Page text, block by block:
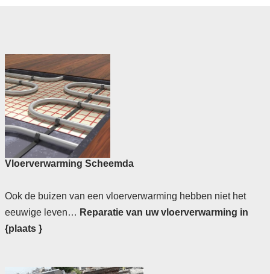
Vloerverwarming Scheemda
Ook de buizen van een vloerverwarming hebben niet het
eeuwige leven… Reparatie van uw vloerverwarming in
{plaats }